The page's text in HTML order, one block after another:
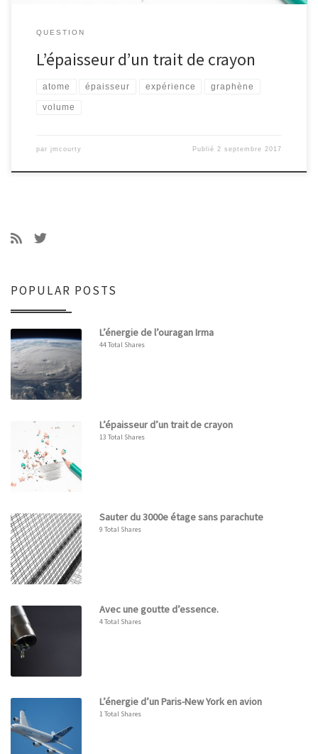
QUESTION
L’épaisseur d’un trait de crayon
atome épaisseur expérience graphène
volume
par jmcourty Publié2 septembre 2017
POPULAR POSTS
L’énergie de l’ouragan Irma
44 Total Shares
L’épaisseur d’un trait de crayon
13 Total Shares
Sauter du 3000e étage sans parachute
9 Total Shares
Avec une goutte d’essence.
4 Total Shares
L’énergie d’un Paris-New York en avion
1 Total Shares